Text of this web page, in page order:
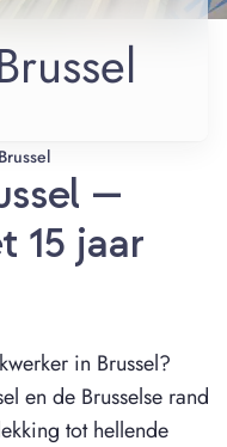
—
15 jaar
in Brussel?
en de Brusselse rand
tot hellende